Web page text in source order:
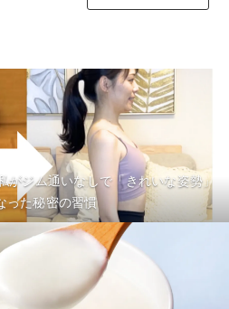
がジム通いなしで「きれいな姿勢」
った秘密の習慣